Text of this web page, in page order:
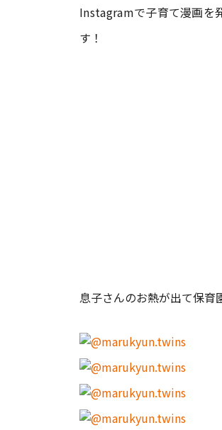
#ワンオペ育児
Instagramで子育て漫画を
す！
息子さんのお熱が出て保